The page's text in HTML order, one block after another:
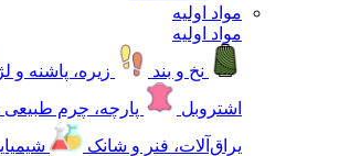
مواد اولیه
مواد اولیه
نخ و بند
زیره، پاشنه و لژ
اشتروبل
پارچه، چرم
یراق‌آلات، فنر و شانک